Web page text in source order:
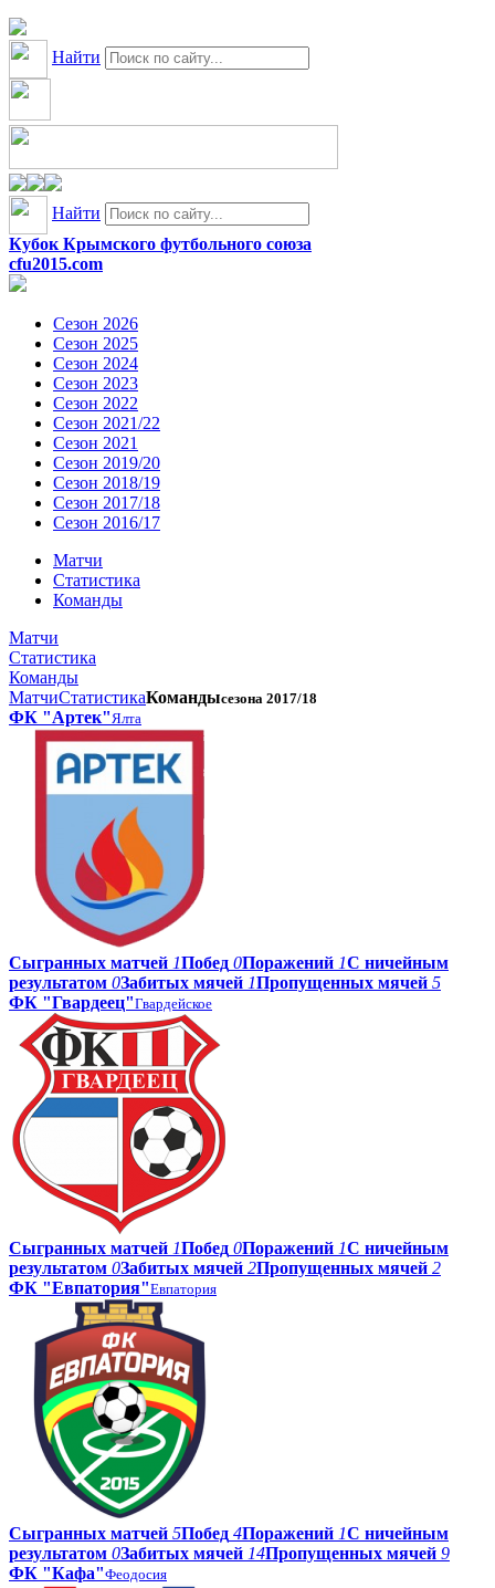
Найти
Найти
Кубок Крымского футбольного союза
cfu2015.com
Сезон 2026
Сезон 2025
Сезон 2024
Сезон 2023
Сезон 2022
Сезон 2021/22
Сезон 2021
Сезон 2019/20
Сезон 2018/19
Сезон 2017/18
Сезон 2016/17
Матчи
Статистика
Команды
Матчи
Статистика
Команды
МатчиСтатистикаКомандысезона 2017/18
ФК "Артек"Ялта
Сыгранных матчей 1Побед 0Поражений 1С ничейным
результатом 0Забитых мячей 1Пропущенных мячей 5
ФК "Гвардеец"Гвардейское
Сыгранных матчей 1Побед 0Поражений 1С ничейным
результатом 0Забитых мячей 2Пропущенных мячей 2
ФК "Евпатория"Евпатория
Сыгранных матчей 5Побед 4Поражений 1С ничейным
результатом 0Забитых мячей 14Пропущенных мячей 9
ФК "Кафа"Феодосия